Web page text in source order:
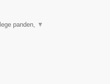
panden, ▼